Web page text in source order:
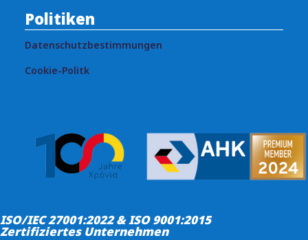
Politiken
Datenschutzbestimmungen
Cookie-Politk
ISO/IEC 27001:2022 & ISO 9001:2015
Zertifiziertes Unternehmen